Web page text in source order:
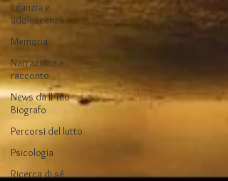
Infanzia e
adolescenza
Memoria
Narrazione e
racconto
News da Il Tuo
Biografo
Percorsi del lutto
Psicologia
Ricerca di sé